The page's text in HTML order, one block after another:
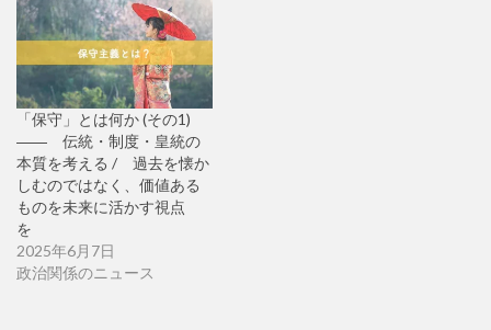
「保守」とは何か (その1)
―― 伝統・制度・皇統の
本質を考える / 過去を懐か
しむのではなく、価値ある
ものを未来に活かす視点
を
2025年6月7日
政治関係のニュース